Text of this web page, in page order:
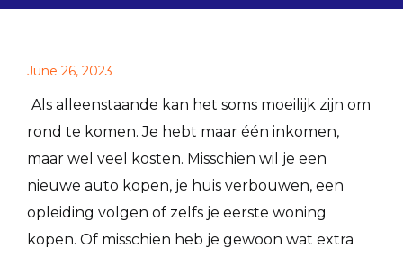
June 26, 2023
Als alleenstaande kan het soms moeilijk zijn om
rond te komen. Je hebt maar één inkomen,
maar wel veel kosten. Misschien wil je een
nieuwe auto kopen, je huis verbouwen, een
opleiding volgen of zelfs je eerste woning
kopen. Of misschien heb je gewoon wat extra